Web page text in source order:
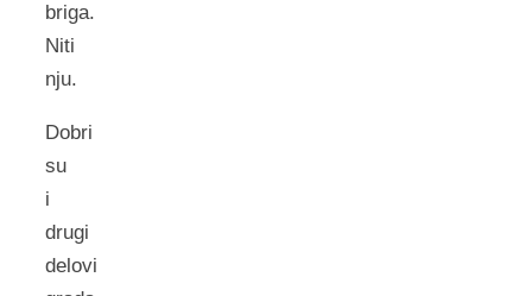
briga.
Niti
nju.
Dobri
su
i
drugi
delovi